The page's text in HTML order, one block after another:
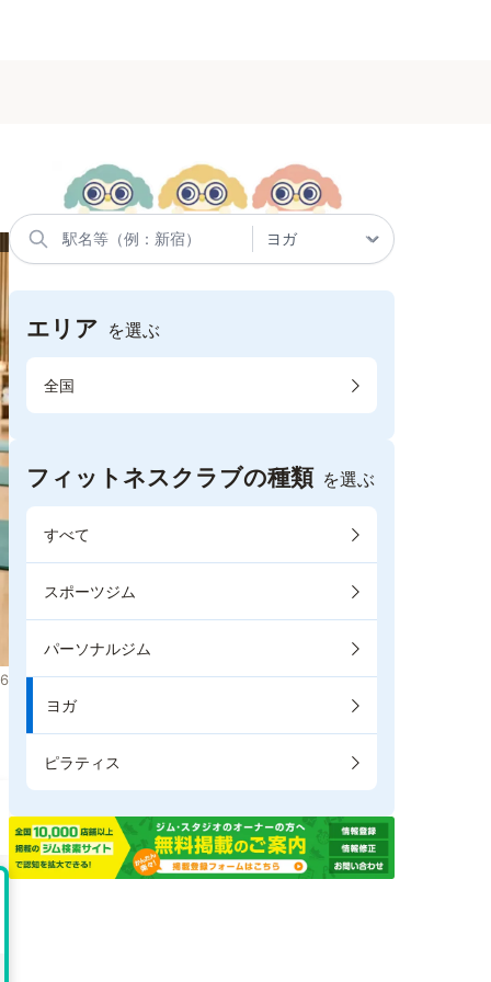
エリア を選ぶ
全国
フィットネスクラブの種類 を選ぶ
すべて
スポーツジム
パーソナルジム
ヨガ
ピラティス